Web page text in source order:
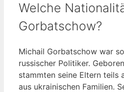
Welche
Gorbatschow?
Michail Gorbatschow war
russischer Politiker.
stammten seine Eltern teils
aus ukrainischen Familien.